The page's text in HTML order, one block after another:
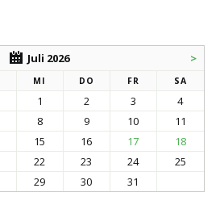
Juli 2026 >
MI DO FR SA
1 2 3
4
8 9 10
11
15 16 17
18
22 23 24
25
29 30 31